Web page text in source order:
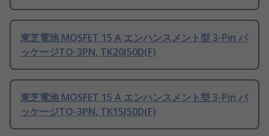
東芝電池 MOSFET 15 A エンハンスメント型 3-Pin パ
ッケージTO-3PN, TK20J50D(F)
東芝電池 MOSFET 15 A エンハンスメント型 3-Pin パ
ッケージTO-3PN, TK15J50D(F)